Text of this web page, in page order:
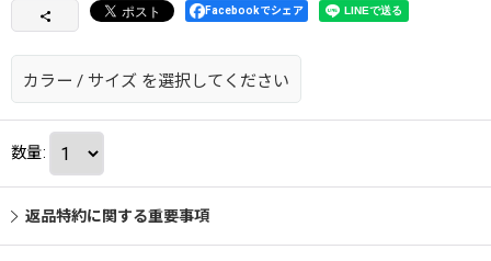
Facebookでシェア
カラー / サイズ を選択してください
数量:
返品特約に関する重要事項